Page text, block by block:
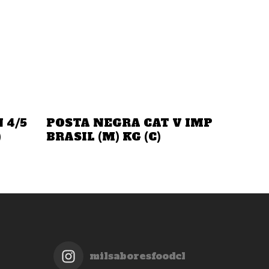
4/5
Añadir A La Cotización
POSTA NEGRA CAT V IMP
BRASIL (M) KG (C)
milsaboresfoodcl